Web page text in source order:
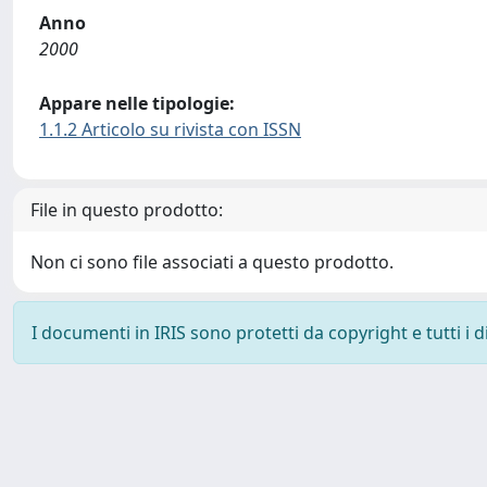
Anno
2000
Appare nelle tipologie:
1.1.2 Articolo su rivista con ISSN
File in questo prodotto:
Non ci sono file associati a questo prodotto.
I documenti in IRIS sono protetti da copyright e tutti i